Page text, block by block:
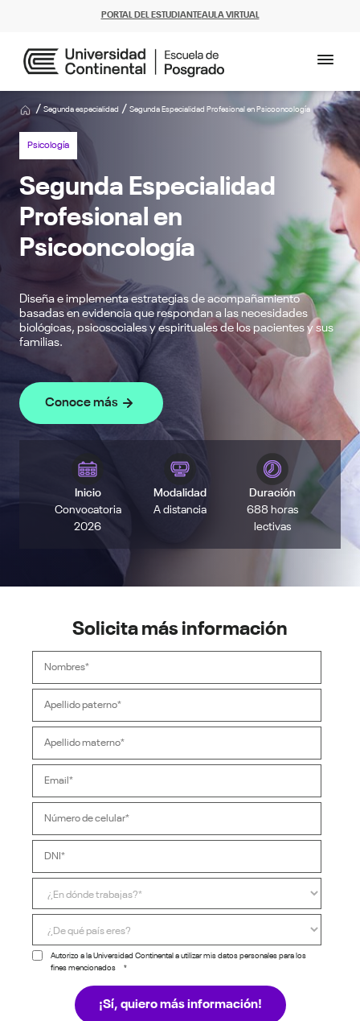
PORTAL DEL ESTUDIANTEAULA VIRTUAL
/ Segunda especialidad / Segunda Especialidad Profesional en Psicooncología
Psicología
Segunda Especialidad
Profesional en
Psicooncología
Diseña e implementa estrategias de acompañamiento
basadas en evidencia que respondan a las necesidades
biológicas, psicosociales y espirituales de los pacientes y sus
familias.
Conoce más
Inicio
Convocatoria
2026
Modalidad
A distancia
Duración
688 horas
lectivas
Solicita más información
Autorizo a la Universidad Continental a utilizar mis datos personales para los
fines mencionados
*